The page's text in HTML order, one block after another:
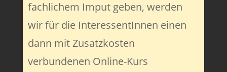
fachlichem Imput geben, werden
wir für die InteressentInnen einen
dann mit Zusatzkosten
verbundenen Online-Kurs